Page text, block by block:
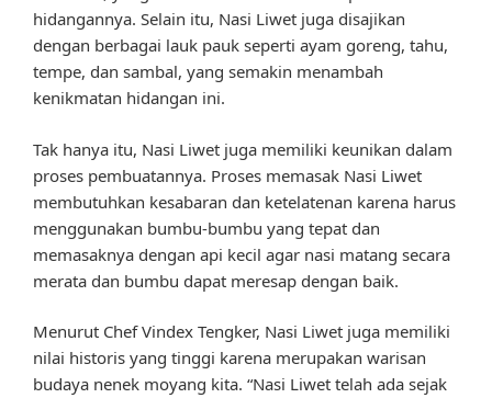
hidangannya. Selain itu, Nasi Liwet juga disajikan
dengan berbagai lauk pauk seperti ayam goreng, tahu,
tempe, dan sambal, yang semakin menambah
kenikmatan hidangan ini.
Tak hanya itu, Nasi Liwet juga memiliki keunikan dalam
proses pembuatannya. Proses memasak Nasi Liwet
membutuhkan kesabaran dan ketelatenan karena harus
menggunakan bumbu-bumbu yang tepat dan
memasaknya dengan api kecil agar nasi matang secara
merata dan bumbu dapat meresap dengan baik.
Menurut Chef Vindex Tengker, Nasi Liwet juga memiliki
nilai historis yang tinggi karena merupakan warisan
budaya nenek moyang kita. “Nasi Liwet telah ada sejak